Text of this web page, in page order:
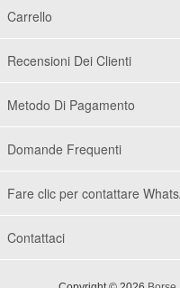
Carrello
Recensioni Dei Clienti
Metodo Di Pagamento
Domande Frequenti
Fare clic per contattare
Contattaci